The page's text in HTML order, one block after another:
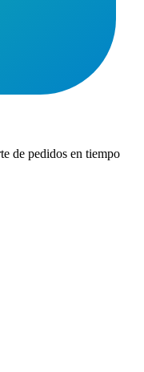
de pedidos en tiempo